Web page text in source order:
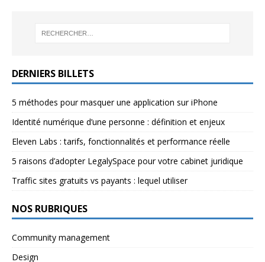
DERNIERS BILLETS
5 méthodes pour masquer une application sur iPhone
Identité numérique d’une personne : définition et enjeux
Eleven Labs : tarifs, fonctionnalités et performance réelle
5 raisons d’adopter LegalySpace pour votre cabinet juridique
Traffic sites gratuits vs payants : lequel utiliser
NOS RUBRIQUES
Community management
Design